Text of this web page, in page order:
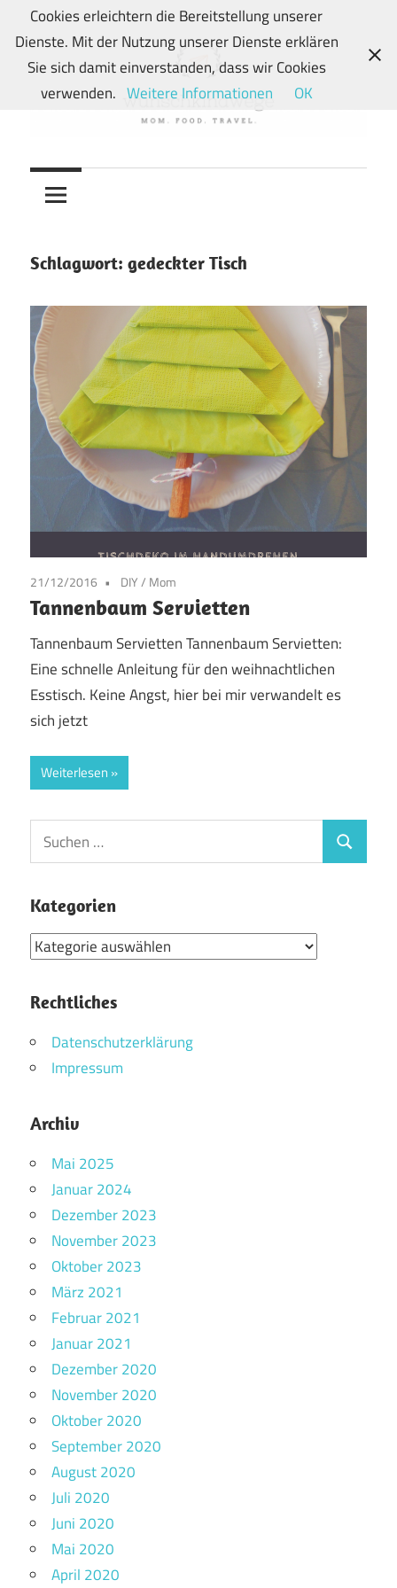
Zum
Inhalt
springen
wunschkindwege
Wunschkindern
und
Mein
Food-
und
Travelblog
Schlagwort: gedeckter Tisch
21/12/2016 DIY/ Mom
Tannenbaum Servietten
Tannenbaum Servietten Tannenbaum Servietten:
Eine schnelle Anleitung für den weihnachtlichen
Esstisch. Keine Angst, hier bei mir verwandelt es
sich jetzt
Weiterlesen
Suchen
nach:
Suchen
Kategorien
Kategorien
Rechtliches
Datenschutzerklärung
Impressum
Archiv
Mai 2025
Januar 2024
Dezember 2023
November 2023
Oktober 2023
März 2021
Februar 2021
Januar 2021
Dezember 2020
November 2020
Oktober 2020
September 2020
August 2020
Juli 2020
Juni 2020
Mai 2020
April 2020
Cookies erleichtern die Bereitstellung unserer
Dienste. Mit der Nutzung unserer Dienste erklären
Sie sich damit einverstanden, dass wir Cookies
verwenden. Weitere Informationen OK